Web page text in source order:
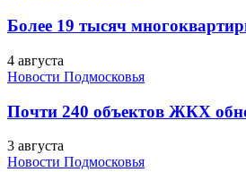
Более 19 тысяч
4 августа
Новости Подмосковья
Почти 240 объектов ЖКХ
3 августа
Новости Подмосковья